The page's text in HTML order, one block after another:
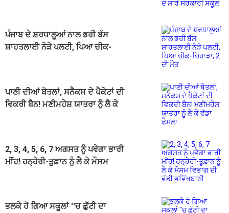
ਪੰਜਾਬ ਦੇ ਸ਼ਰਧਾਲੂਆਂ ਨਾਲ ਭਰੀ ਬੱਸ
ਸ਼ਾਹਤਲਾਈ ਨੇੜੇ ਪਲਟੀ, ਪਿਆ ਚੀਕ-
ਪਾਣੀ ਦੀਆਂ ਬੋਤਲਾਂ, ਸਨੈਕਸ ਦੇ ਪੈਕੇਟਾਂ ਦੀ
ਵਿਕਰੀ ਬੈਨ! ਮਣੀਮਹੇਸ਼ ਯਾਤਰਾ ਨੂੰ ਲੈ ਕੇ
2, 3, 4, 5, 6, 7 ਅਗਸਤ ਨੂੰ ਪਵੇਗਾ ਭਾਰੀ
ਮੀਂਹ! ਹਨ੍ਹੇਰੀ-ਤੂਫ਼ਾਨ ਨੂੰ ਲੈ ਕੇ ਮੌਸਮ
ਭਲਕੇ ਹੋ ਗਿਆ ਸਕੂਲਾਂ ''ਚ ਛੁੱਟੀ ਦਾ